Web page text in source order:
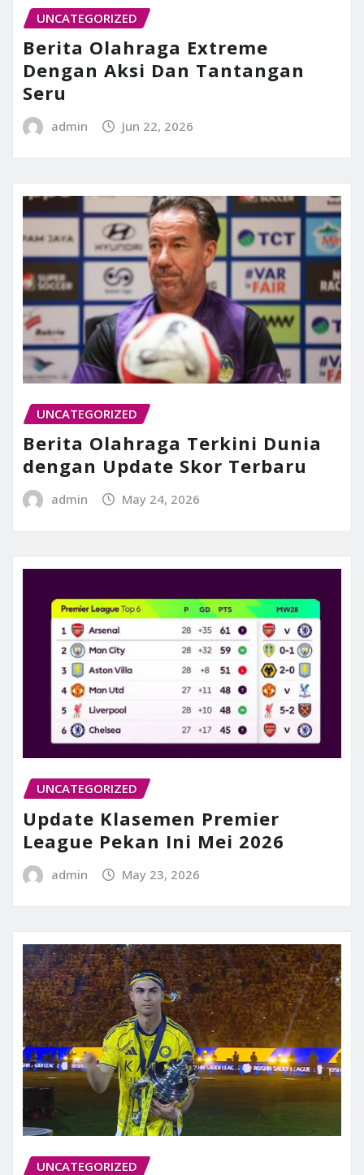
UNCATEGORIZED
Berita Olahraga Extreme
Dengan Aksi Dan Tantangan
Seru
admin Jun 22, 2026
UNCATEGORIZED
Berita Olahraga Terkini Dunia
dengan Update Skor Terbaru
admin May 24, 2026
UNCATEGORIZED
Update Klasemen Premier
League Pekan Ini Mei 2026
admin May 23, 2026
UNCATEGORIZED